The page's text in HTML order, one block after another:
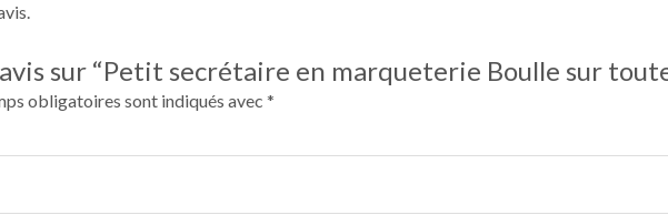
sur “Petit secrétaire en marqueterie Boulle sur
obligatoires sont indiqués avec *